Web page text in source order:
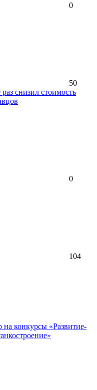
0
50
снизил стоимость
0
104
на конкурсы «Развитие-